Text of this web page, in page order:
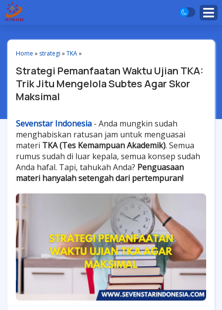
Home » strategi »TKA»
Strategi Pemanfaatan Waktu Ujian TKA:
Trik Jitu Mengelola Subtes Agar Skor
Maksimal
Sevenstar Indonesia - Anda mungkin sudah
menghabiskan ratusan jam untuk menguasai
materi TKA (Tes Kemampuan Akademik). Semua
rumus sudah di luar kepala, semua konsep sudah
Anda hafal. Tapi, tahukah Anda? Penguasaan
materi hanyalah setengah dari pertempuran!